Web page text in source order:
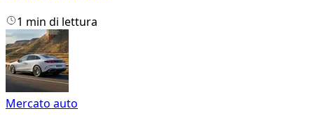
1 min di lettura
Mercato auto